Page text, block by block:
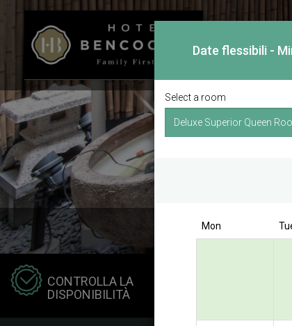
CONTROLLA LA
DISPONIBILITÀ
Date flessibili -
Select a room
Mon